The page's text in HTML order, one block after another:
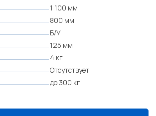
1 100 мм
800 мм
Б/У
125 мм
4 кг
Отсутствует
до 300 кг